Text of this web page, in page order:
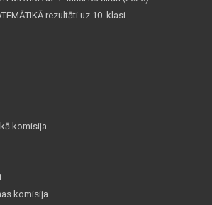
rezultāti uz 10. klasi
komisija
komisija